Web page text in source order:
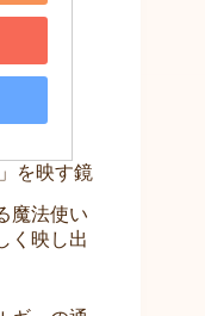
を映す鏡
魔法使い
く映し出